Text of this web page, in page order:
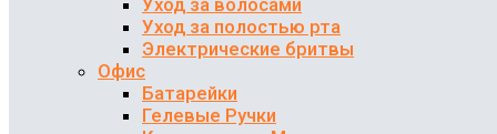
Уход за полостью рта
Электрические бритвы
Офис
Батарейки
Гелевые Ручки